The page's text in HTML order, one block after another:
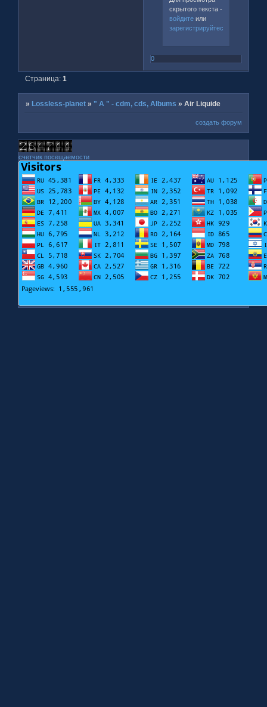
скрытого текста -
войдитеили
зарегистрируйтесь
0
Страница:1
»Lossless-planet » " A " - cdm, cds, Albums »Air Liquide
создать форум
счетчик посещаемости